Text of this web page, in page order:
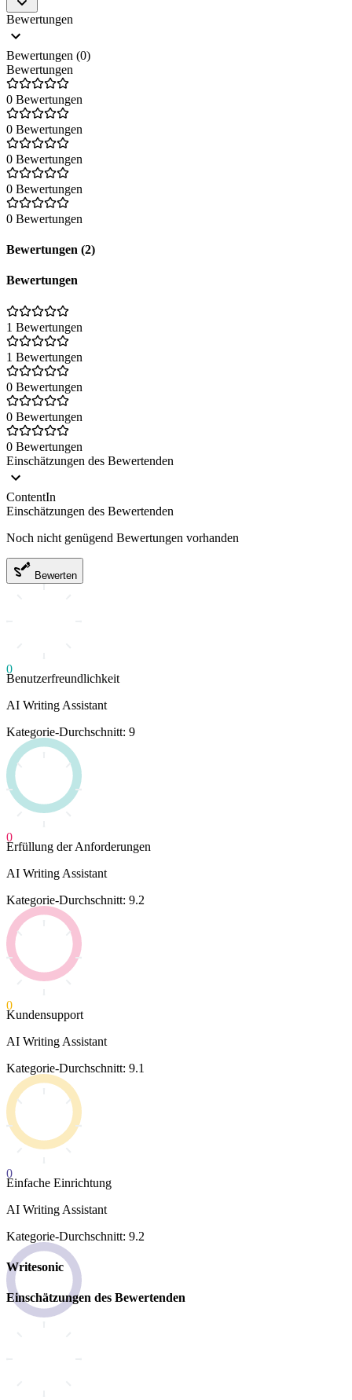
Bewertungen
Bewertungen (0)
Bewertungen
0 Bewertungen
0 Bewertungen
0 Bewertungen
0 Bewertungen
0 Bewertungen
Bewertungen (2)
Bewertungen
1 Bewertungen
1 Bewertungen
0 Bewertungen
0 Bewertungen
0 Bewertungen
Einschätzungen des Bewertenden
ContentIn
Einschätzungen des Bewertenden
Noch nicht genügend Bewertungen vorhanden
Bewerten
0
Benutzerfreundlichkeit
AI Writing Assistant
Kategorie-Durchschnitt: 9
0
Erfüllung der Anforderungen
AI Writing Assistant
Kategorie-Durchschnitt: 9.2
0
Kundensupport
AI Writing Assistant
Kategorie-Durchschnitt: 9.1
0
Einfache Einrichtung
AI Writing Assistant
Kategorie-Durchschnitt: 9.2
Writesonic
Einschätzungen des Bewertenden